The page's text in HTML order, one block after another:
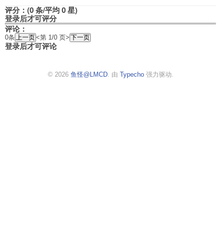
评分：(0 条/平均 0 星)
登录后才可评分
评论：
0条 <第 1/0 页>
登录后才可评论
© 2026 鱼怪@LMCD. 由 Typecho强力驱动.